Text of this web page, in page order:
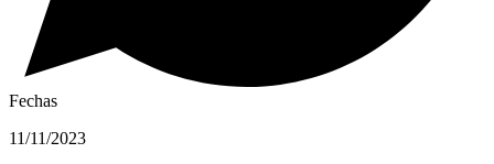
Fechas
11/11/2023